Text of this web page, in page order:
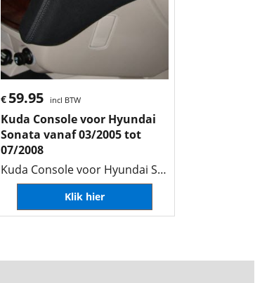
€ 59.95 incl BTW
Kuda Console voor Hyundai
Sonata vanaf 03/2005 tot
07/2008
Kuda Console voor Hyundai Sonata vanaf 03/2005 tot 07/2008
Klik hier